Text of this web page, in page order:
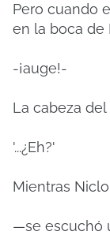
Pero cuando
en la boca de
-¡auge!-
La cabeza
'...¿Eh?'
Mientras
—se escuchó